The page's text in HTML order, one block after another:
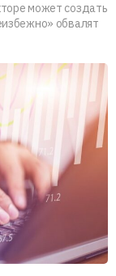
может создать
обвалят